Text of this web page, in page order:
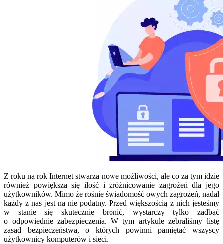
Z roku na rok Internet stwarza nowe możliwości, ale co za tym idzie
również powiększa się ilość i zróżnicowanie zagrożeń dla jego
użytkowników. Mimo że rośnie świadomość owych zagrożeń, nadal
każdy z nas jest na nie podatny. Przed większością z nich jesteśmy
w stanie się skutecznie bronić, wystarczy tylko zadbać
o odpowiednie zabezpieczenia. W tym artykule zebraliśmy listę
zasad bezpieczeństwa, o których powinni pamiętać wszyscy
użytkownicy komputerów i sieci.